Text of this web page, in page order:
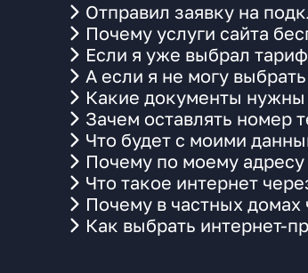
Отправил заявку на
Почему услуги сайта
Если я уже выбрал
А если я не могу
Какие документы нужны
Зачем оставлять номер
Что будет с моими
Почему по моему
Что такое интернет
Почему в частных домах
Как выбрать интернет-